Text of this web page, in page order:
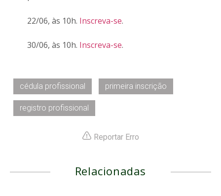
22/06, às 10h. Inscreva-se.
30/06, às 10h. Inscreva-se.
cédula profissional primeira inscrição
registro profissional
Reportar Erro
Relacionadas